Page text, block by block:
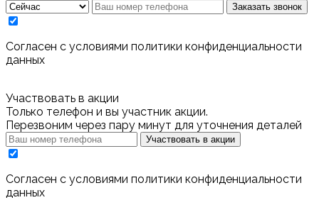
Заказать звонок
Cогласен с условиями политики конфиденциальности
данных
Участвовать в акции
Только телефон и вы участник акции.
Перезвоним через пару минут для уточнения деталей
Участвовать в акции
Cогласен с условиями политики конфиденциальности
данных